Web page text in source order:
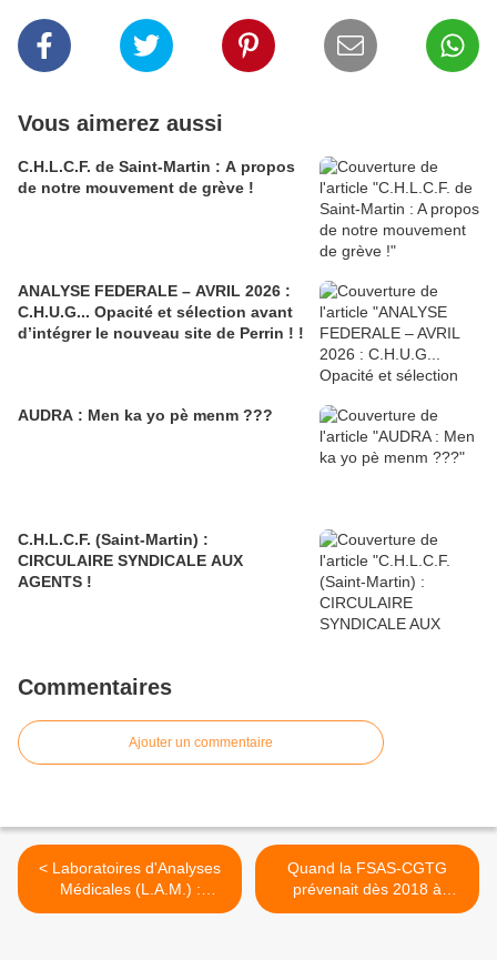
Vous aimerez aussi
C.H.L.C.F. de Saint-Martin : A propos
de notre mouvement de grève !
ANALYSE FEDERALE – AVRIL 2026 :
C.H.U.G... Opacité et sélection avant
d’intégrer le nouveau site de Perrin ! !
AUDRA : Men ka yo pè menm ???
C.H.L.C.F. (Saint-Martin) :
CIRCULAIRE SYNDICALE AUX
AGENTS !
Commentaires
Ajouter un commentaire
< Laboratoires d'Analyses
Médicales (L.A.M.) :
Négociation nationale de
Quand la FSAS-CGTG
prévenait dès 2018 à
propos de la nouvelle